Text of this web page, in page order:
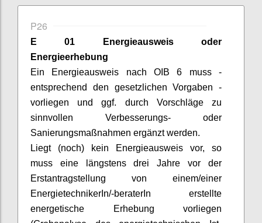
P26
E 01 Energieausweis oder
Energieerhebung
Ein Energieausweis nach OIB 6 muss -
entsprechend den gesetzlichen Vorgaben -
vorliegen und ggf. durch Vorschläge zu
sinnvollen Verbesserungs- oder
Sanierungsmaßnahmen ergänzt werden.
Liegt (noch) kein Energieausweis vor, so
muss eine längstens drei Jahre vor der
Erstantragstellung von einem/einer
EnergietechnikerIn/-beraterIn erstellte
energetische Erhebung vorliegen